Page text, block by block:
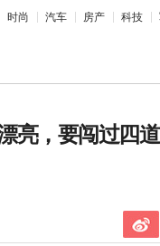
时尚 汽车 房产 科技
亮，要闯过四